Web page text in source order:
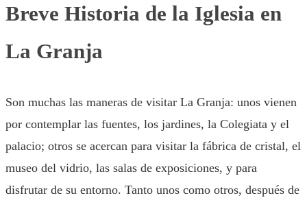
Breve Historia de la Iglesia en
La Granja
Son muchas las maneras de visitar La Granja: unos vienen
por contemplar las fuentes, los jardines, la Colegiata y el
palacio; otros se acercan para visitar la fábrica de cristal, el
museo del vidrio, las salas de exposiciones, y para
disfrutar de su entorno. Tanto unos como otros, después de